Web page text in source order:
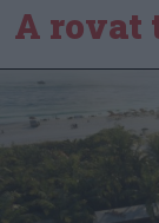
A rovat